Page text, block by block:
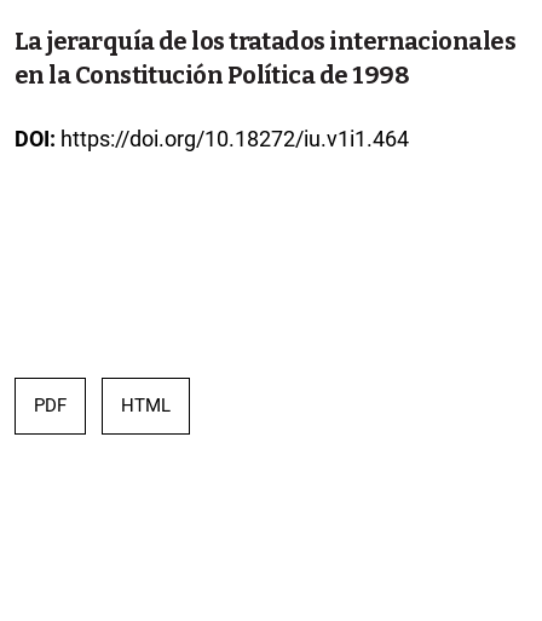
La jerarquía de los tratados internacionales
en la Constitución Política de 1998
DOI: https://doi.org/10.18272/iu.v1i1.464
PDF HTML